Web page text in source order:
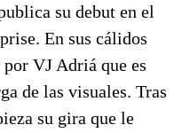
su debut en el
En sus cálidos
VJ Adriá que es
de las visuales. Tras
su gira que le